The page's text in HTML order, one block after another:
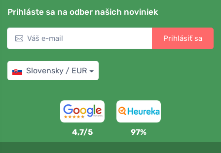
Prihláste sa na odber našich noviniek
Prihlásiť sa
Slovensky / EUR
4,7/5 97%